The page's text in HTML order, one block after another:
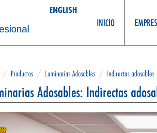
ENGLISH
INICIO
/ Productos / Luminarias Adosables / Indirectas adosables
Adosables: Indirectas